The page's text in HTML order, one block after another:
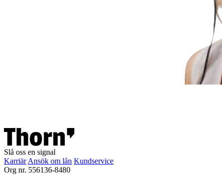
Slå oss en signal
Karriär Ansök om lån Kundservice
Org nr. 556136-8480